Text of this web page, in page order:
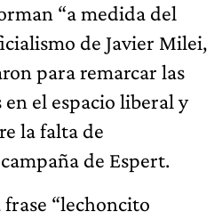
“a medida del
de Javier Milei,
para remarcar las
el espacio liberal y
la falta de
de Espert.
frase “lechoncito